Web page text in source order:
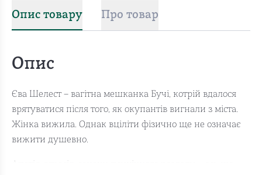
Опис товару Про товар
Опис
Єва Шелест – вагітна мешканка Бучі, котрій вдалося
врятуватися після того, як окупантів вигнали з міста.
Жінка вижила. Однак вціліти фізично ще не означає
вижити душевно.